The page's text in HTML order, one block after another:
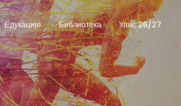
Едукације Библиотека Упис 26/27